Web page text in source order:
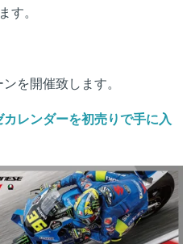
す。
を開催致します。
レンダーを初売りで手に入